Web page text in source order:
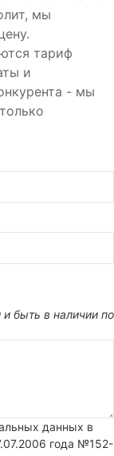
мы
тариф
и
- мы
быть в наличии по
данных в
года №152-